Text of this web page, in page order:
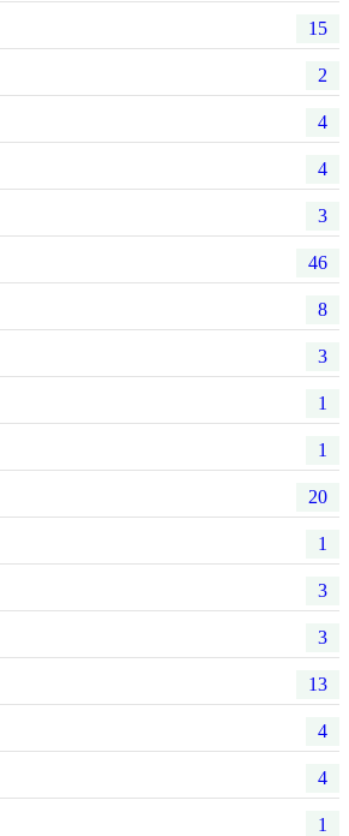
15
2
4
4
3
46
8
3
1
1
20
1
3
3
13
4
4
1